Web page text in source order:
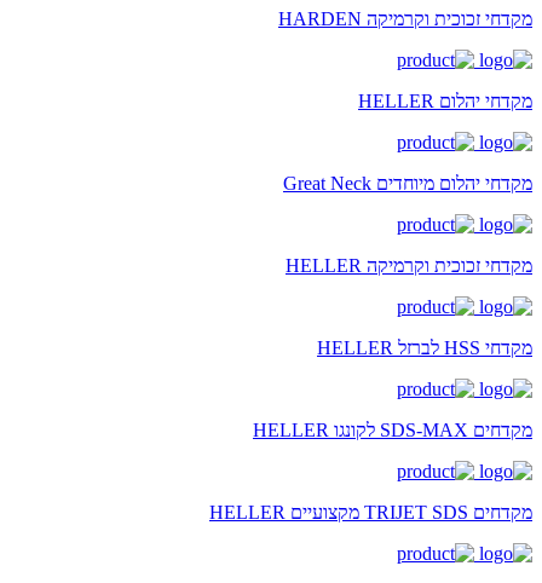
מקדחי זכוכית וקרמיקה HARDEN
מקדחי יהלום HELLER
מקדחי יהלום מיוחדים Great Neck
מקדחי זכוכית וקרמיקה HELLER
מקדחי HSS לברזל HELLER
מקדחים SDS-MAX לקונגו HELLER
מקדחים TRIJET SDS מקצועיים HELLER